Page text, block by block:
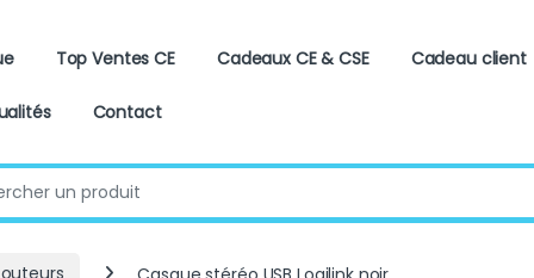
Top Ventes CE Cadeaux CE & CSE Cadeau client
Contact